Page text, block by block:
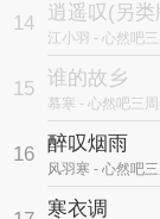
14 逍遥叹(另类
江小羽 - 心然吧
15 谁的故乡
慕寒 - 心然吧三
16 醉叹烟雨
风羽寒 - 心然吧三
寒衣调